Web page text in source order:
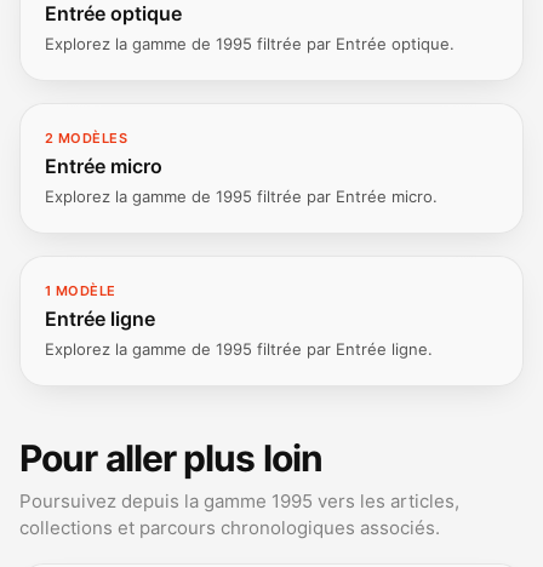
Entrée optique
Explorez la gamme de 1995 filtrée par Entrée optique.
2 MODÈLES
Entrée micro
Explorez la gamme de 1995 filtrée par Entrée micro.
1 MODÈLE
Entrée ligne
Explorez la gamme de 1995 filtrée par Entrée ligne.
Pour aller plus loin
Poursuivez depuis la gamme 1995 vers les articles,
collections et parcours chronologiques associés.